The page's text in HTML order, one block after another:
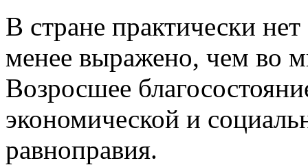
В стране практически
менее выражено, чем во
Возросшее
экономической и
равноправия.